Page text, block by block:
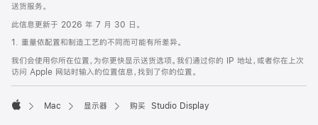
送货服务。
此信息更新于 2026 年 7 月 30 日。
1. 重量依配置和制造工艺的不同而可能有所差异。
我们会使用你所在位置，为你更快显示送货选项。我们通过你的 IP 地址，或者你在上次
访问 Apple 网站时输入的位置信息，找到了你的位置。
Mac 显示器 购买 Studio Display